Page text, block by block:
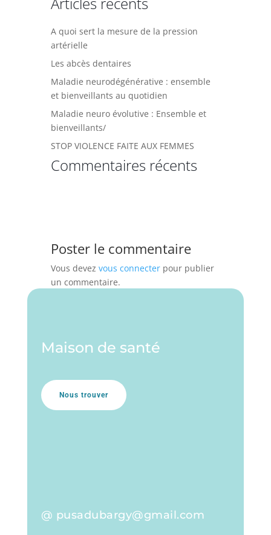
A quoi sert la mesure de la pression
artérielle
Les abcès dentaires
Maladie neurodégénérative : ensemble
et bienveillants au quotidien
Maladie neuro évolutive : Ensemble et
bienveillants/
STOP VIOLENCE FAITE AUX FEMMES
Commentaires récents
Poster le commentaire
Vous devez vous connecter pour publier
un commentaire.
Maison de santé
Nous trouver
@ pusadubargy@gmail.com